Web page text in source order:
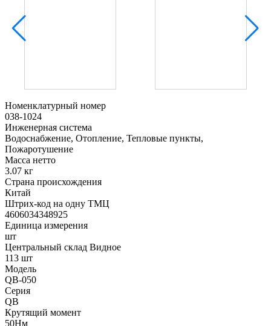
Номенклатурный номер
038-1024
Инженерная система
Водоснабжение, Отопление, Тепловые пункты,
Пожаротушение
Масса нетто
3.07 кг
Страна происхождения
Китай
Штрих-код на одну ТМЦ
4606034348925
Единица измерения
шт
Центральный склад Видное
113 шт
Модель
QB-050
Серия
QB
Крутящий момент
50Нм